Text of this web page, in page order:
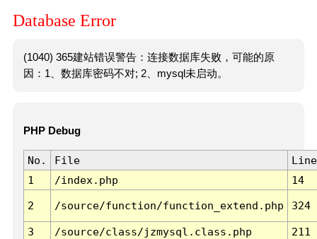
Database Error
(1040) 365建站错误警告：连接数据库失败，可能的原
因：1、数据库密码不对; 2、mysql未启动。
PHP Debug
No. File
Line
1
/index.php 14
2 /source/function/function_extend.php 324
3 /source/class/jzmysql.class.php
211